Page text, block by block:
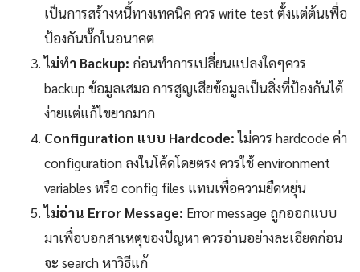
เป็นการสร้างหนี้ทางเทคนิค ควร write test ตั้งแต่ต้นเพื่อ
ป้องกันบั๊กในอนาคต
ไม่ทำ Backup: ก่อนทำการเปลี่ยนแปลงใดๆควร
backup ข้อมูลเสมอ การสูญเสียข้อมูลเป็นสิ่งที่ป้องกันได้
ง่ายแต่แก้ไขยากมาก
Configuration แบบ Hardcode:ไม่ควร hardcode ค่า
configuration ลงในโค้ดโดยตรง ควรใช้ environment
variables หรือ config files แทนเพื่อความยืดหยุ่น
ไม่อ่าน Error Message: Error message ถูกออกแบบ
มาเพื่อบอกสาเหตุของปัญหา ควรอ่านอย่างละเอียดก่อน
จะ search หาวิธีแก้